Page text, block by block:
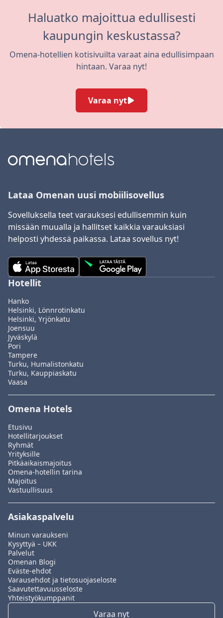
Haluatko majoittua edullisesti
kaupungin keskustassa?
Omena-hotellien kotisivuilta varaat aina edullisimpaan
hintaan. Varaa nyt!
Varaa nyt
Lataa Omenan uusi mobiilisovellus
Sovelluksella teet varauksesi edullisemmin kuin
missään muualla ja hallitset kaikkia varauksiasi
helposti yhdessä paikassa. Lataa sovellus nyt!
Hotellit
Hanko
Helsinki, Lönnrotinkatu
Helsinki, Yrjönkatu
Joensuu
Jyväskylä
Pori
Tampere
Turku, Humalistonkatu
Turku, Kauppiaskatu
Vaasa
Omena Hotels
Etusivu
Hotellitarjoukset
Ryhmät
Yrityksille
Pitkäaikaismajoitus
Omena-hotellin tarina
Majoitus
Vastuullisuus
Asiakaspalvelu
Minun varaukseni
Kysyttyä – UKK
Palvelut
Omenan Blogi
Eväste-ehdot
Varausehdot ja tietosuojaseloste
Saavutettavuusseloste
Yhteistyökumppanit
Varaa nyt